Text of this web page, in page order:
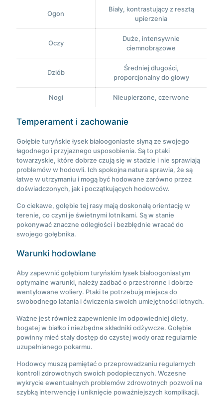
Ogon
Biały, kontrastujący z resztą
upierzenia
Oczy
Duże, intensywnie
ciemnobrązowe
Dziób
Średniej długości,
proporcjonalny do głowy
Nogi Nieupierzone, czerwone
Temperament i zachowanie
Gołębie turyńskie łysek białoogoniaste słyną ze swojego
łagodnego i przyjaznego usposobienia. Są to ptaki
towarzyskie, które dobrze czują się w stadzie i nie sprawiają
problemów w hodowli. Ich spokojna natura sprawia, że są
łatwe w utrzymaniu i mogą być hodowane zarówno przez
doświadczonych, jak i początkujących hodowców.
Co ciekawe, gołębie tej rasy mają doskonałą orientację w
terenie, co czyni je świetnymi lotnikami. Są w stanie
pokonywać znaczne odległości i bezbłędnie wracać do
swojego gołębnika.
Warunki hodowlane
Aby zapewnić gołębiom turyńskim łysek białoogoniastym
optymalne warunki, należy zadbać o przestronne i dobrze
wentylowane woliery. Ptaki te potrzebują miejsca do
swobodnego latania i ćwiczenia swoich umiejętności lotnych.
Ważne jest również zapewnienie im odpowiedniej diety,
bogatej w białko i niezbędne składniki odżywcze. Gołębie
powinny mieć stały dostęp do czystej wody oraz regularnie
uzupełnianego pokarmu.
Hodowcy muszą pamiętać o przeprowadzaniu regularnych
kontroli zdrowotnych swoich podopiecznych. Wczesne
wykrycie ewentualnych problemów zdrowotnych pozwoli na
szybką interwencję i uniknięcie poważniejszych komplikacji.